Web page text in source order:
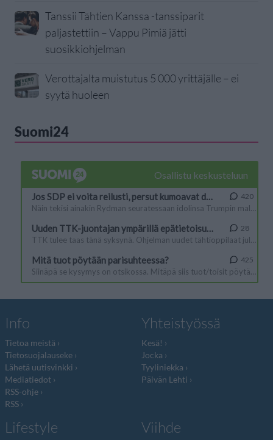
Tanssii Tähtien Kanssa -tanssiparit
paljastettiin – Vappu Pimiä jätti
suosikkiohjelman
Verottajalta muistutus 5 000 yrittäjälle – ei
syytä huoleen
Suomi24
Info
Tietoa meistä
Tietosuojalauseke
Lähetä uutisvinkki
Mediatiedot
RSS-ohje
RSS
Yhteistyössä
Kesä!
Jocka
Tyyliniekka
Päivän Lehti
Lifestyle Viihde